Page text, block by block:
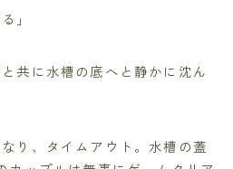
」
共に水槽の底へと静かに沈ん
り、タイムアウト。水槽の蓋